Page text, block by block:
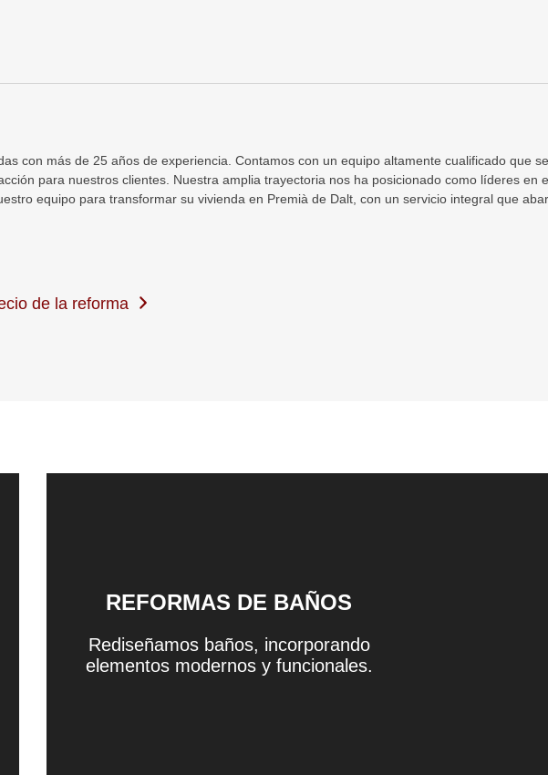
con más de 25 años de experiencia. Contamos con un equipo altamente cualificado que
para nuestros clientes. Nuestra amplia trayectoria nos ha posicionado como líderes en
equipo para transformar su vivienda en Premià de Dalt, con un servicio integral que
de la reforma
REFORMAS DE BAÑOS
Rediseñamos baños, incorporando
elementos modernos y funcionales.